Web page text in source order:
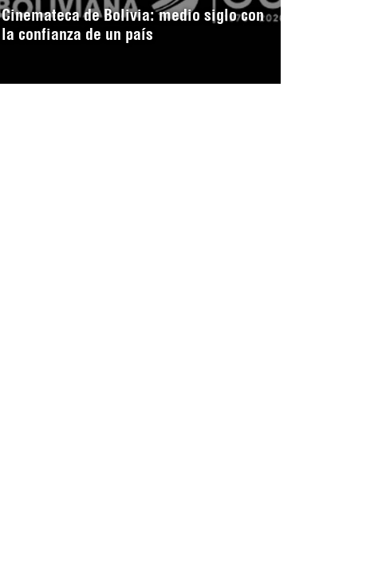
Cinemateca de Bolivia: medio siglo con
la confianza de un país